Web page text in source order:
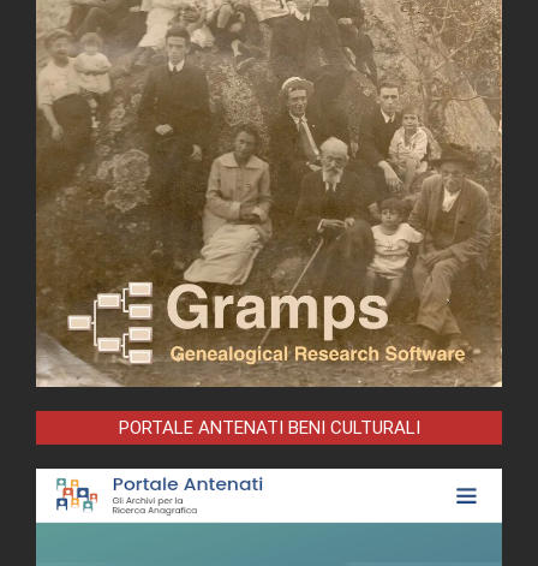
PORTALE ANTENATI BENI CULTURALI